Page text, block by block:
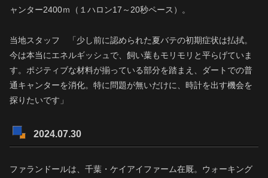
ャンター2400ｍ（１ハロン17～20秒ペース）。
当地スタッフ 「少し前に認められた夏バテの初期症状は払拭。
今は本当にエネルギッシュで、飼い葉もモリモリと平らげていま
す。ポジティブな材料が揃っている部分を踏まえ、ダートでの普
通キャンターを消化。特に問題が無いだけに、時計を出す機会を
探りたいです」
2024.07.30
ファランドールは、千葉・ケイアイファーム在厩。ウォーキング